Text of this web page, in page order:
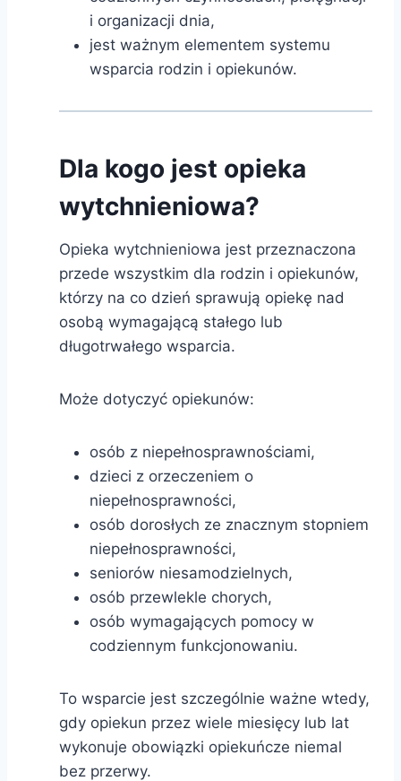
i organizacji dnia,
jest ważnym elementem systemu
wsparcia rodzin i opiekunów.
Dla kogo jest opieka
wytchnieniowa?
Opieka wytchnieniowa jest przeznaczona
przede wszystkim dla rodzin i opiekunów,
którzy na co dzień sprawują opiekę nad
osobą wymagającą stałego lub
długotrwałego wsparcia.
Może dotyczyć opiekunów:
osób z niepełnosprawnościami,
dzieci z orzeczeniem o
niepełnosprawności,
osób dorosłych ze znacznym stopniem
niepełnosprawności,
seniorów niesamodzielnych,
osób przewlekle chorych,
osób wymagających pomocy w
codziennym funkcjonowaniu.
To wsparcie jest szczególnie ważne wtedy,
gdy opiekun przez wiele miesięcy lub lat
wykonuje obowiązki opiekuńcze niemal
bez przerwy.